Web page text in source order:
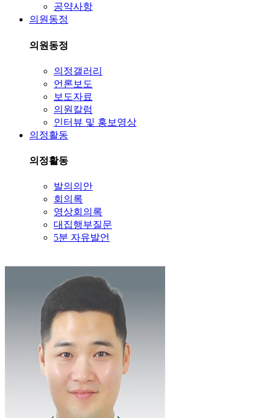
공약사항
의원동정
의원동정
의정갤러리
언론보도
보도자료
의원칼럼
인터뷰 및 홍보영상
의정활동
의정활동
발의의안
회의록
영상회의록
대집행부질문
5분 자유발언